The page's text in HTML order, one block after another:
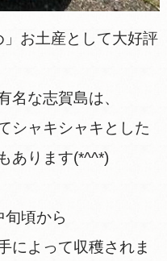
お土産として大好評
名な志賀島は、
シャキシャキとした
あります(*^^*)
旬頃から
によって収穫されま